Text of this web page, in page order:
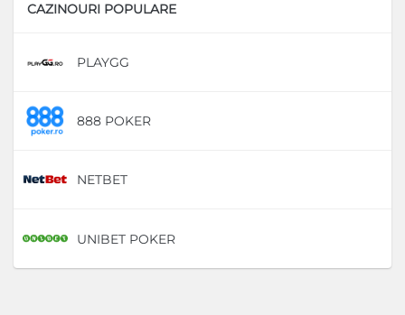
CAZINOURI POPULARE
PLAYGG
888 POKER
NETBET
UNIBET POKER